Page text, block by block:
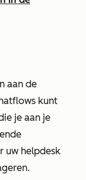
aan de
kunt
je aan je
uw helpdesk